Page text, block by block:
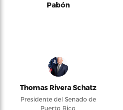
Pabón
Thomas Rivera Schatz
Presidente del Senado de
Puerto Rico